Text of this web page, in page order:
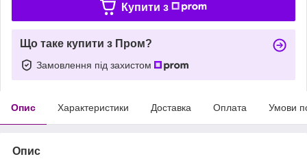
Купити з
Що таке купити з Пром?
Замовлення під захистом
Опис Характеристики Доставка Оплата Умови
Опис